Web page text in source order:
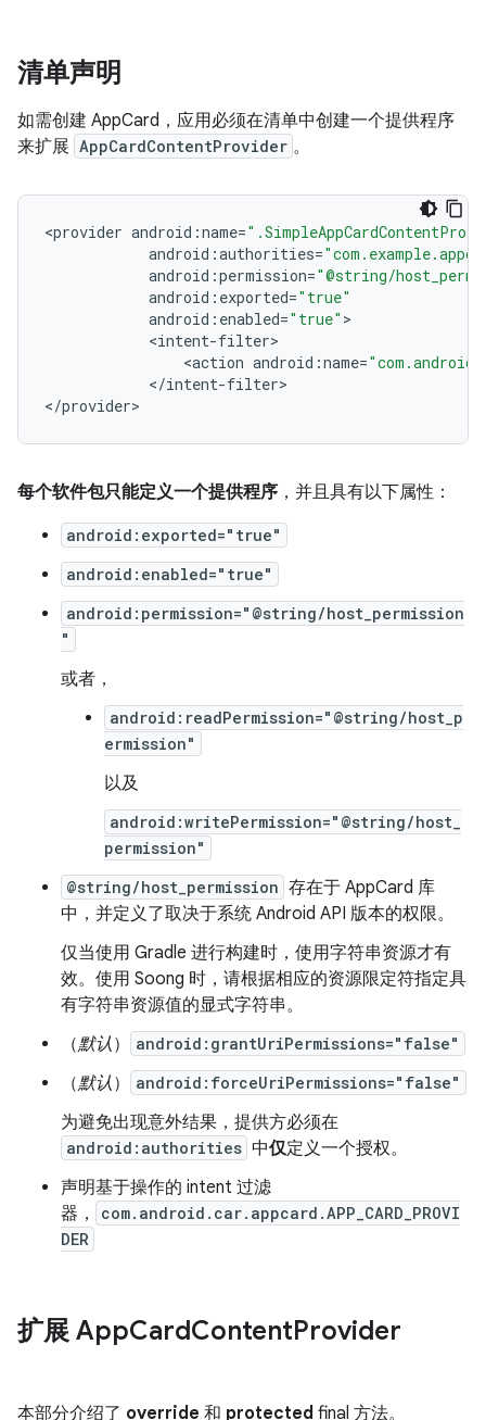
清单声明
如需创建 AppCard，应用必须在清单中创建一个提供程序
来扩展 AppCardContentProvider 。
<provider android :name=
android :authorities=
android :permission="@string/
android : exported="true"
android : enabled="true"
<intent-filter
<action android :name=
</intent-filter>
</provider
每个软件包只能定义一个提供程序 ，并且具有以下属性：
android:exported="true"
android:enabled="true"
android:permission="@string/host_permission
"
或者，
android:readPermission="@string/host_p
ermission"
以及
android:writePermission="@string/host_
permission"
@string/host_permission 存在于 AppCard 库
中，并定义了取决于系统 Android API 版本的权限。
仅当使用 Gradle 进行构建时，使用字符串资源才有
效。使用 Soong 时，请根据相应的资源限定符指定具
有字符串资源值的显式字符串。
（默认） android:grantUriPermissions="false"
（默认） android:forceUriPermissions="false"
为避免出现意外结果，提供方必须在
android:authorities 中仅定义一个授权。
声明基于操作的 intent 过滤
器，
com.android.car.appcard.APP_CARD_PROVI
DER
扩展 AppCardContentProvider
本部分介绍了 override 和 protected final 方法。